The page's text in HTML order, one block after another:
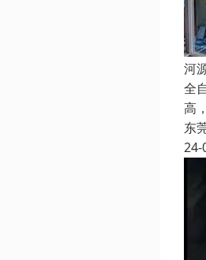
河
全
高
东
24-